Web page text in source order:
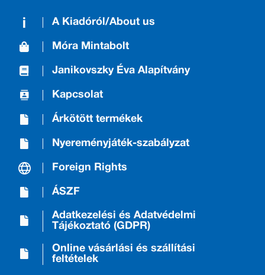
A Kiadóról/About us
Móra Mintabolt
Janikovszky Éva Alapítvány
Kapcsolat
Árkötött termékek
Nyereményjáték-szabályzat
Foreign Rights
ÁSZF
Adatkezelési és Adatvédelmi
Tájékoztató (GDPR)
Online vásárlási és szállítási
feltételek